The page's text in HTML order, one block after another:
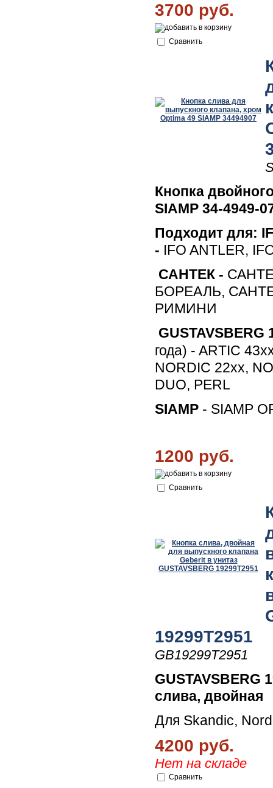
3700 руб.
Сравнить
Кнопка
SIAMP 34-4949-
Подходит для:
- IFO ANTLER,
САНТЕК -
БОРЕАЛЬ,
РИМИНИ
GUSTAVSBERG
года) - ARTIC
NORDIC 22xx,
DUO, PERL
SIAMP - SIAMP
1200 руб.
Сравнить
19299T2951
GB19299T2951
GUSTAVSBERG
слива, двойная
Для Skandic,
4200 руб.
Нет на складе
Сравнить